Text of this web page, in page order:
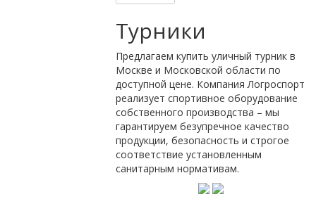
Турники
Предлагаем купить уличный турник в
Москве и Московской области по
доступной цене. Компания Логроспорт
реализует спортивное оборудование
собственного производства – мы
гарантируем безупречное качество
продукции, безопасность и строгое
соответствие установленным
санитарным нормативам.